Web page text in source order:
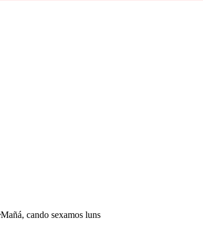
Mañá, cando sexamos luns